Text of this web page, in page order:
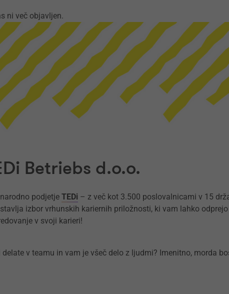
ni več objavljen.
Betriebs d.o.o.
podjetje TEDi – z več kot 3.500 poslovalnicami v 15
izbor vrhunskih kariernih priložnosti, ki vam lahko
v svoji karieri!
delate v teamu in vam je všeč delo z ljudmi? Imenitno, morda